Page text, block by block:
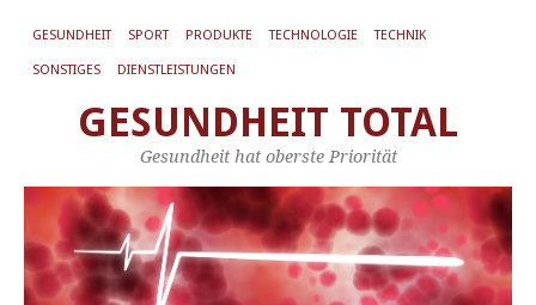
GESUNDHEIT SPORT PRODUKTE TECHNOLOGIE TECHNIK
SONSTIGES DIENSTLEISTUNGEN
GESUNDHEIT TOTAL
Gesundheit hat oberste Priorität